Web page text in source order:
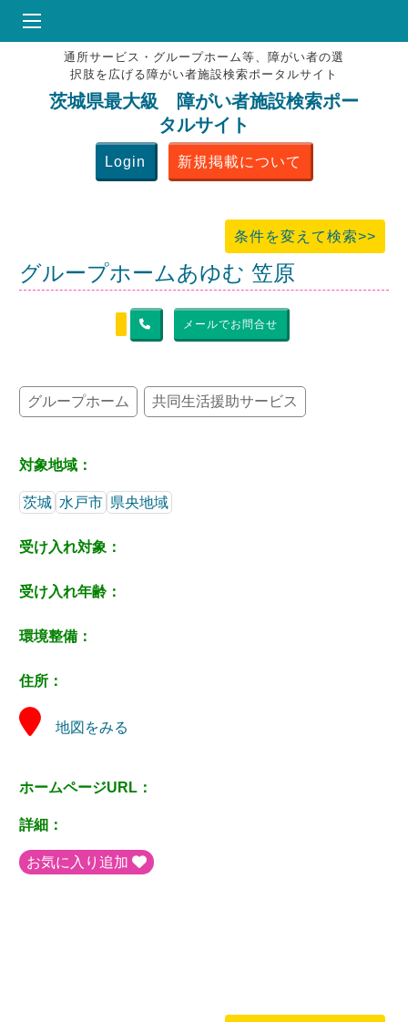
HOME
♥お気にりブックマーク
掲載会員MENU
よくある質問
通所サービス・グループホーム等、障がい者の選
択肢を広げる障がい者施設検索ポータルサイト
茨城県最大級 障がい者施設検索ポー
タルサイト
Login 新規掲載について
条件を変えて検索>>
グループホームあゆむ 笠原
メールでお問合せ
グループホーム 共同生活援助サービス
対象地域：
茨城 水戸市 県央地域
受け入れ対象：
受け入れ年齢：
環境整備：
住所：
地図をみる
ホームページURL：
詳細：
お気に入り追加